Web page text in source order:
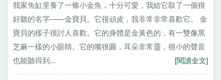
我家魚缸里養了一條小金魚，十分可愛，我給它取了一個很
好聽的名字——金寶貝。它很頑皮，我非常非常喜歡它。 金
寶貝的樣子很討人喜歡。它的身體是金黃色的，有一雙像黑
芝麻一樣的小眼睛。它的嘴很圓，耳朵非常靈，很小的聲音
也能聽得到...
[閱讀全文]